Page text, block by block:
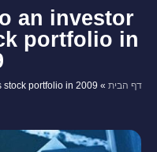
an investor
portfolio in
דף הבית »
portfolio in 2009